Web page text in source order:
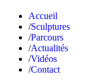
Accueil
Sculptures
Parcours
Actualités
Vidéos
Contact